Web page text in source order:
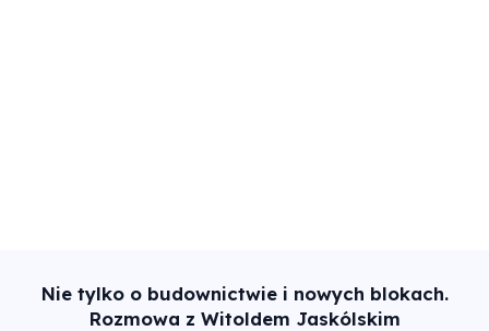
Nie tylko o budownictwie i nowych blokach.
Rozmowa z Witoldem Jaskólskim